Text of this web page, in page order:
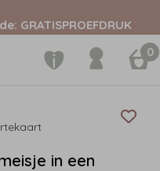
GRATISPROEFDRUK
0
in een